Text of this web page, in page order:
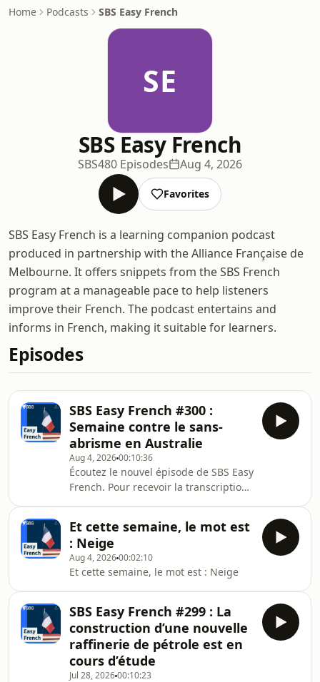
Home Podcasts SBS Easy French
SE
SBS Easy French
SBS480 Episodes Aug 4, 2026
Favorites
SBS Easy French is a learning companion podcast
produced in partnership with the Alliance Française de
Melbourne. It offers snippets from the SBS French
program at a manageable pace to help listeners
improve their French. The podcast entertains and
informs in French, making it suitable for learners.
Episodes
SBS Easy French #300 :
Semaine contre le sans-
abrisme en Australie
Aug 4, 202600:10:36
Écoutez le nouvel épisode de SBS Easy
French. Pour recevoir la transcription
Et cette semaine, le mot est
: Neige
Aug 4, 202600:02:10
Et cette semaine, le mot est : Neige
SBS Easy French #299 : La
construction d’une nouvelle
raffinerie de pétrole est en
cours d’étude
Jul 28, 202600:10:23